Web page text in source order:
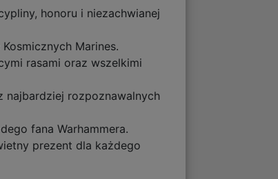
honoru i niezachwianej
Marines.
rasami oraz wszelkimi
najbardziej rozpoznawalnych
fana Warhammera.
prezent dla każdego